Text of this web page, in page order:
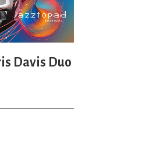
Davis Duo